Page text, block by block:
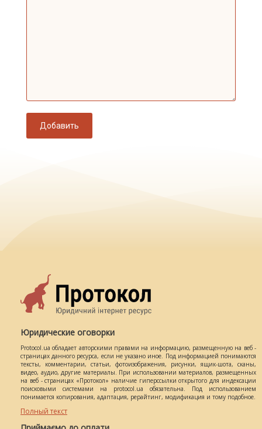
Добавить
Юридические оговорки
Protocol.ua обладает авторскими правами на информацию, размещенную на веб -
страницах данного ресурса, если не указано иное. Под информацией понимаются
тексты, комментарии, статьи, фотоизображения, рисунки, ящик-шота, сканы,
видео, аудио, другие материалы. При использовании материалов, размещенных
на веб - страницах «Протокол» наличие гиперссылки открытого для индексации
поисковыми системами на protocol.ua обязательна. Под использованием
понимается копирования, адаптация, рерайтинг, модификация и тому подобное.
Полный текст